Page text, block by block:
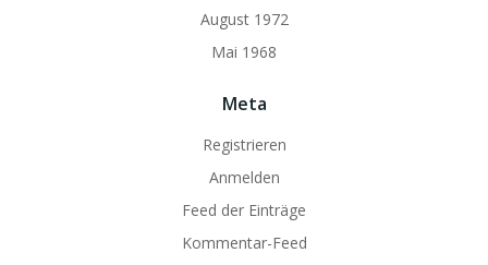
August 1972
Mai 1968
Meta
Registrieren
Anmelden
Feed der Einträge
Kommentar-Feed